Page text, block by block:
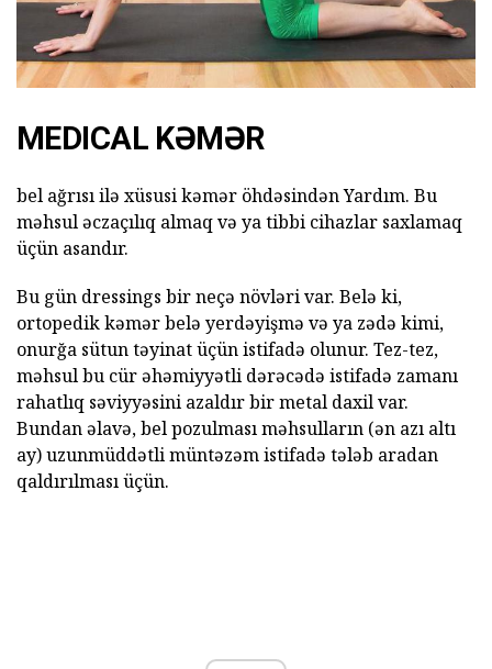
MEDICAL KƏMƏR
bel ağrısı ilə xüsusi kəmər öhdəsindən Yardım. Bu
məhsul əczaçılıq almaq və ya tibbi cihazlar saxlamaq
üçün asandır.
Bu gün dressings bir neçə növləri var. Belə ki,
ortopedik kəmər belə yerdəyişmə və ya zədə kimi,
onurğa sütun təyinat üçün istifadə olunur. Tez-tez,
məhsul bu cür əhəmiyyətli dərəcədə istifadə zamanı
rahatlıq səviyyəsini azaldır bir metal daxil var.
Bundan əlavə, bel pozulması məhsulların (ən azı altı
ay) uzunmüddətli müntəzəm istifadə tələb aradan
qaldırılması üçün.